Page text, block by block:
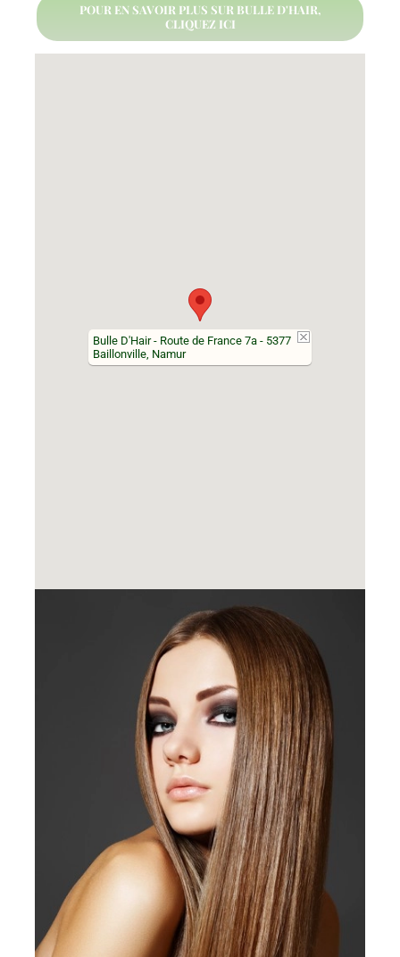
POUR EN SAVOIR PLUS SUR BULLE D'HAIR,
CLIQUEZ ICI
Bulle D'Hair - Route de France 7a - 5377
Baillonville, Namur